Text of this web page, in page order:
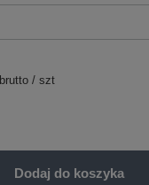
brutto / szt
Dodaj do koszyka